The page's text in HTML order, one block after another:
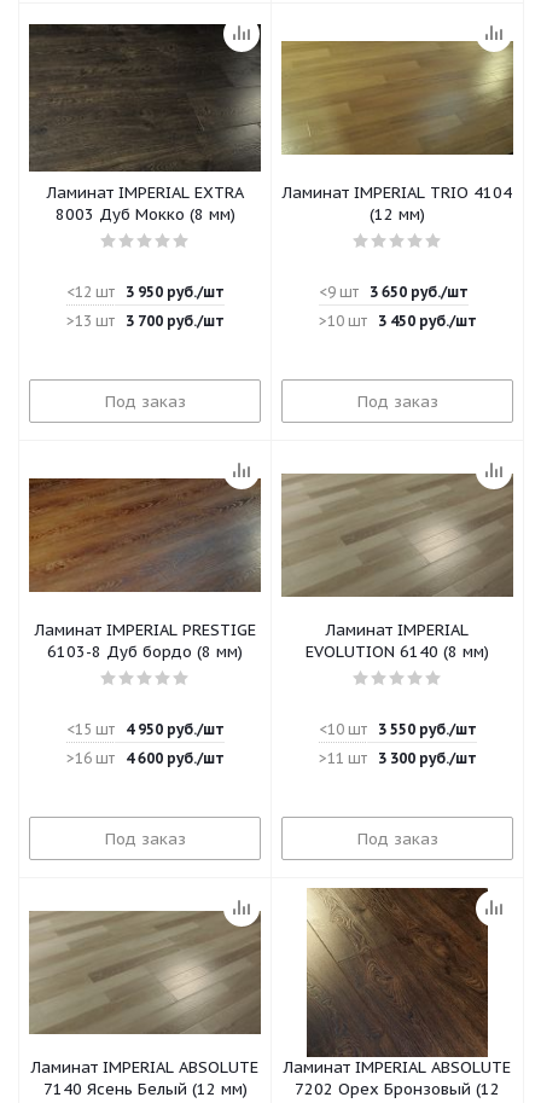
Ламинат IMPERIAL EXTRA
8003 Дуб Мокко (8 мм)
<12 шт 3 950руб./шт
>13 шт
3 700руб./шт
Под заказ
Ламинат IMPERIAL TRIO 4104
(12 мм)
<9 шт 3 650руб./шт
>10 шт
3 450руб./шт
Под заказ
Ламинат IMPERIAL PRESTIGE
6103-8 Дуб бордо (8 мм)
<15 шт 4 950руб./шт
>16 шт
4 600руб./шт
Под заказ
Ламинат IMPERIAL
EVOLUTION 6140 (8 мм)
<10 шт 3 550руб./шт
>11 шт
3 300руб./шт
Под заказ
Ламинат IMPERIAL ABSOLUTE
7140 Ясень Белый (12 мм)
Ламинат IMPERIAL ABSOLUTE
7202 Орех Бронзовый (12